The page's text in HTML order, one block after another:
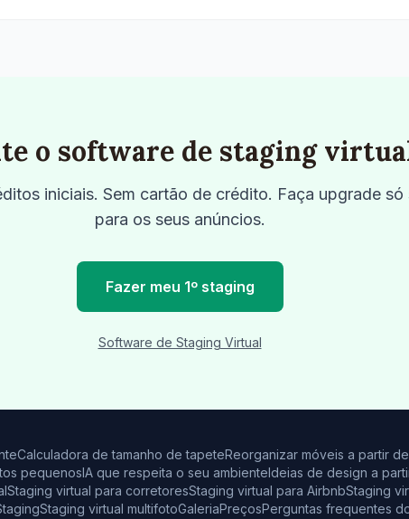
o software de staging
iniciais. Sem cartão de crédito. Faça upgrade só
para os seus anúncios.
Fazer meu 1º staging
Software de Staging Virtual
Calculadora de tamanho de tapeteReorganizar móveis a partir
pequenosIA que respeita o seu ambienteIdeias de design a
Staging virtual para corretoresStaging virtual para AirbnbStaging
Staging virtual multifotoGaleriaPreçosPerguntas frequentes